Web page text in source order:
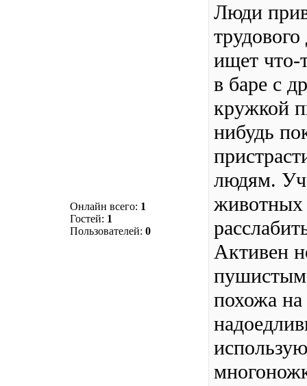
Онлайн всего: 1
Гостей: 1
Пользователей: 0
Люди
ищет что-
в баре с
кружкой
нибудь
людям.
животных
Активен
пушистым
похожа